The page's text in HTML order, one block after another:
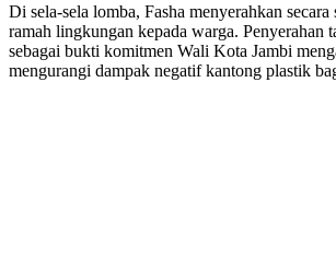
Di sela-sela lomba, Fasha menyerahkan secara
ramah lingkungan kepada warga. Penyerahan
sebagai bukti komitmen Wali Kota Jambi
mengurangi dampak negatif kantong plastik